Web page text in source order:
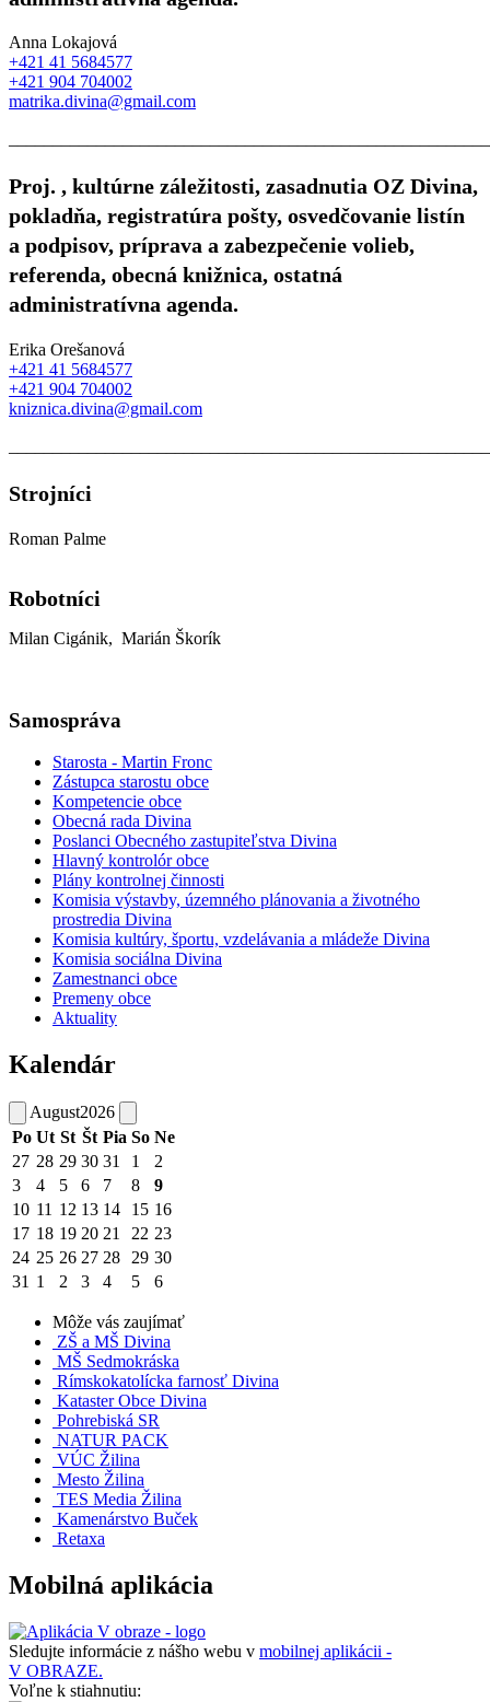
Anna Lokajová
+421 41 5684577
+421 904 704002
matrika.divina@gmail.com
Proj. , kultúrne záležitosti, zasadnutia OZ Divina,
pokladňa, registratúra pošty, osvedčovanie listín
a podpisov, príprava a zabezpečenie volieb,
referenda, obecná knižnica, ostatná
administratívna agenda.
Erika Orešanová
+421 41 5684577
+421 904 704002
kniznica.divina@gmail.com
Strojníci
Roman Palme
Robotníci
Milan Cigánik, Marián Škorík
Samospráva
Starosta - Martin Fronc
Zástupca starostu obce
Kompetencie obce
Obecná rada Divina
Poslanci Obecného zastupiteľstva Divina
Hlavný kontrolór obce
Plány kontrolnej činnosti
Komisia výstavby, územného plánovania a životného
prostredia Divina
Komisia kultúry, športu, vzdelávania a mládeže Divina
Komisia sociálna Divina
Zamestnanci obce
Premeny obce
Aktuality
Kalendár
August2026
Po Ut St Št Pia So Ne
27 28 29 30 31 1
2
3
4 5 6 7 8
9
10 11 12 13 14 15 16
17 18 19 20 21 22 23
24 25 26 27 28 29 30
31 1 2 3 4 5 6
Môže vás zaujímať
ZŠ a MŠ Divina
MŠ Sedmokráska
Rímskokatolícka farnosť Divina
Kataster Obce Divina
Pohrebiská SR
NATUR PACK
VÚC Žilina
Mesto Žilina
TES Media Žilina
Kamenárstvo Buček
Retaxa
Mobilná aplikácia
Sledujte informácie z nášho webu v mobilnej aplikácii -
V OBRAZE.
Voľne k stiahnutiu: